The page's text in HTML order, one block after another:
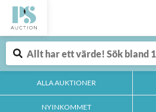
ALLA AUKTIONER
NYINKOMMET